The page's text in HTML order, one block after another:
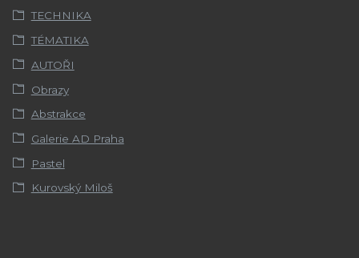
TECHNIKA
TÉMATIKA
AUTOŘI
Obrazy
Abstrakce
Galerie AD Praha
Pastel
Kurovský Miloš